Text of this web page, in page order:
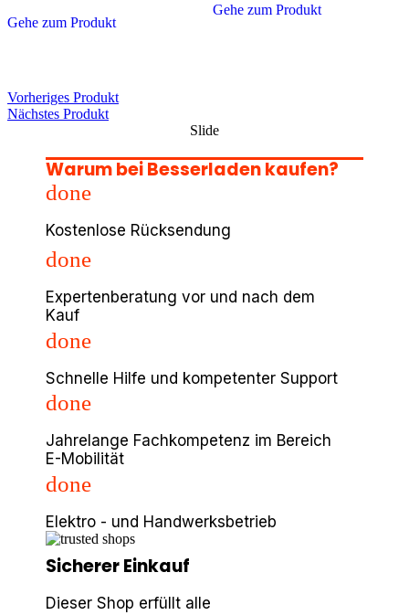
Gehe zum Produkt
Gehe zum Produkt
Vorheriges Produkt
Nächstes Produkt
Slide
Warum bei Besserladen kaufen?
done
Kostenlose Rücksendung
done
Expertenberatung vor und nach dem
Kauf
done
Schnelle Hilfe und kompetenter Support
done
Jahrelange Fachkompetenz im Bereich
E-Mobilität
done
Elektro - und Handwerksbetrieb
Sicherer Einkauf
Dieser Shop erfüllt alle